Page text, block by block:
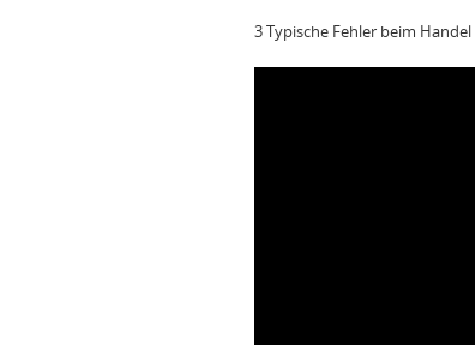
3 Typische Fehler beim